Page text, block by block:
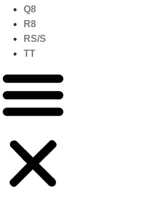
Q8
R8
RS/S
TT